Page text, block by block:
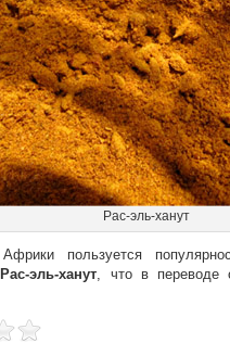
Рас-эль-ханут
пользуется
Рас-эль-ханут, что в переводе